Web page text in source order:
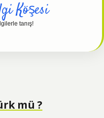
Köşesi
tanış!
mü ?